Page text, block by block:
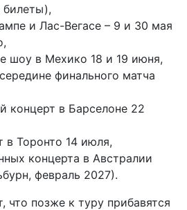
билеты),
и Лас-Вегасе – 9 и 30 мая
шоу в Мехико 18 и 19 июня,
финального матча
концерт в Барселоне 22
в Торонто 14 июля,
концерта в Австралии
февраль 2027).
позже к туру прибавятся